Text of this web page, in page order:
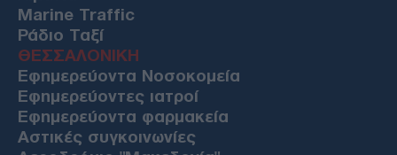
Marine Traffic
Ράδιο Ταξί
ΘΕΣΣΑΛΟΝΙΚΗ
Εφημερεύοντα Νοσοκομεία
Εφημερεύοντες ιατροί
Εφημερεύοντα φαρμακεία
Αστικές συγκοινωνίες